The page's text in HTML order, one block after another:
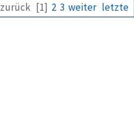
zurück [1] 2 3 weiter letzte